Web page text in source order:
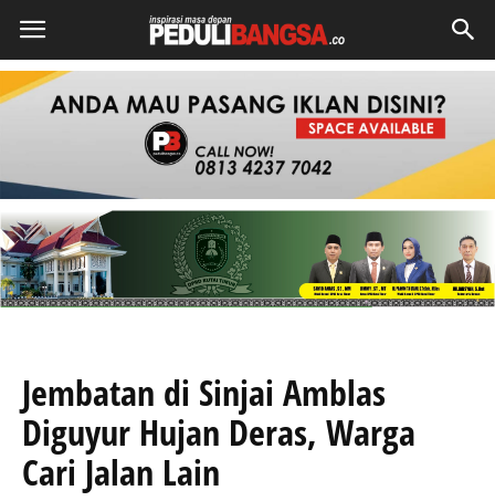
Jembatan di Sinjai Amblas
Diguyur Hujan Deras, Warga
Cari Jalan Lain